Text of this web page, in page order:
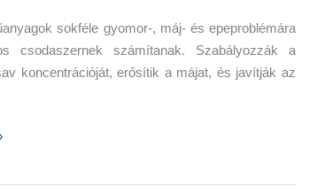
sokféle gyomor-, máj- és epeproblémára
csodaszernek számítanak. Szabályozzák a
koncentrációját, erősítik a májat, és javítják az